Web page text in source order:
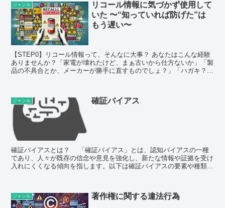
ジャンル
リコール情報に気づかず使用して
いた 〜“知っていれば防げた”は
もう遅い〜
【STEP0】リコール情報って、そんなに大事？ あなたはこんな経験
ありませんか？「家電が壊れたけど、まぁ古いから仕方ないか」「製
品の不具合とか、メーカーが勝手に直すものでしょ？」「ハガキ？開
ジャンル 確証バイアス
確証バイアスとは？ 「確証バイアス」とは、認知バイアスの一種
であり、人々が既存の信念や意見を強化し、新たな情報や証拠を受け
入れにくくなる傾向を指します。以下は確証バイアスの要素や種類で
ジャンル 著作権に関する違法行為